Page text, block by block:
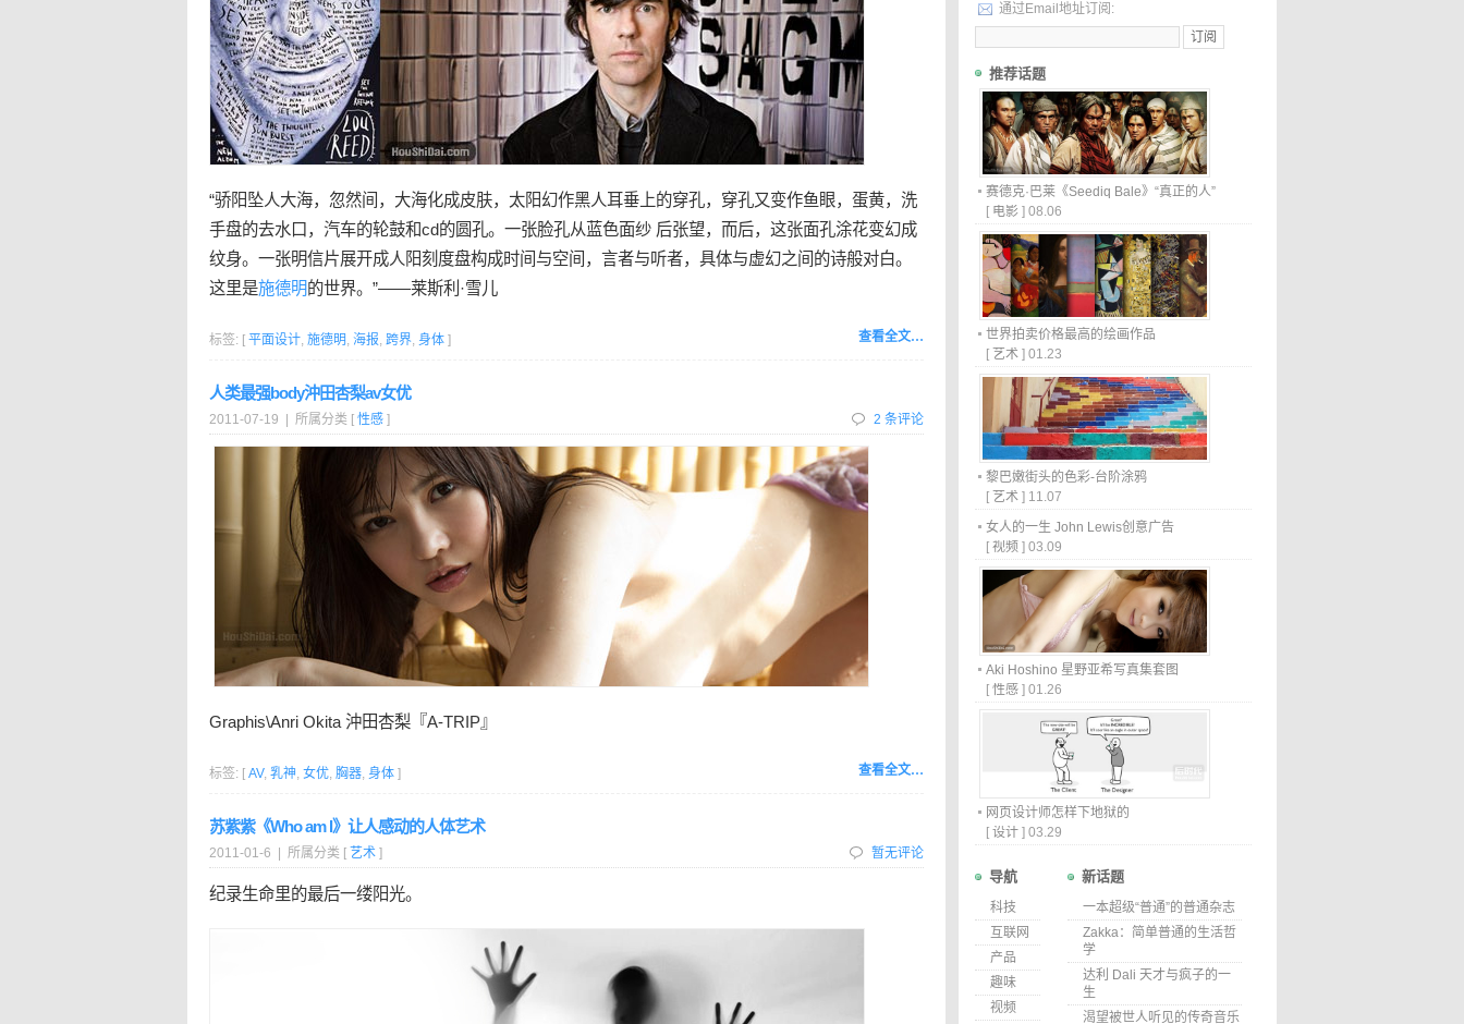
“骄阳坠人大海，忽然间，大海化成皮肤，太阳幻作黑人耳垂上的穿孔，穿孔又变作鱼眼，蛋黄，洗
手盘的去水口，汽车的轮鼓和cd的圆孔。一张脸孔从蓝色面纱 后张望，而后，这张面孔涂花变幻成
纹身。一张明信片展开成人阳刻度盘构成时间与空间，言者与听者，具体与虚幻之间的诗般对白。
这里是施德明的世界。”——莱斯利·雪儿
查看全文…
标签: [ 平面设计, 施德明, 海报, 跨界, 身体 ]
人类最强body沖田杏梨av女优
2011-07-19 | 所属分类 [ 性感 ] 2 条评论
Graphis\Anri Okita 沖田杏梨『A-TRIP』
查看全文…
标签: [ AV, 乳神, 女优, 胸器, 身体 ]
苏紫紫《Who am I》让人感动的人体艺术
2011-01-6 | 所属分类 [ 艺术 ] 暂无评论
纪录生命里的最后一缕阳光。
通过Email地址订阅:
推荐话题
赛德克·巴莱《Seediq Bale》“真正的人”
[ 电影 ] 08.06
世界拍卖价格最高的绘画作品
[ 艺术 ] 01.23
黎巴嫩街头的色彩-台阶涂鸦
[ 艺术 ] 11.07
女人的一生 John Lewis创意广告
[ 视频 ] 03.09
Aki Hoshino 星野亚希写真集套图
[ 性感 ] 01.26
网页设计师怎样下地狱的
[ 设计 ] 03.29
导航
科技
互联网
产品
趣味
视频
新话题
一本超级“普通”的普通杂志
Zakka：简单普通的生活哲
学
达利 Dali 天才与疯子的一
生
渴望被世人听见的传奇音乐